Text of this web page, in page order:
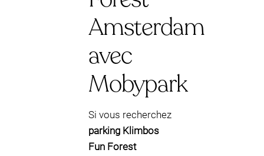
Amsterdam
avec
Mobypark
Si vous recherchez
parking Klimbos
Fun Forest